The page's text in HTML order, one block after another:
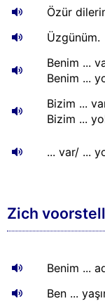
Özür
Üzgünüm.
Benim ...
Benim ...
Bizim ...
Bizim ...
... var/ ...
Zich
Benim ...
Ben ...